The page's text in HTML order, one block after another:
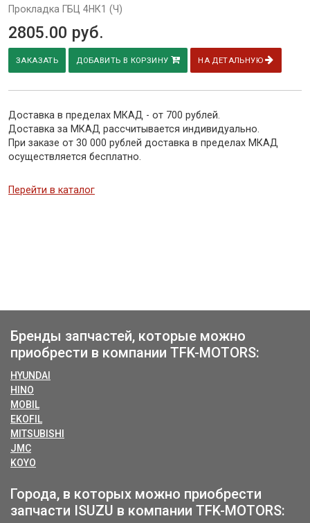
Прокладка ГБЦ 4НК1 (Ч)
2805.00 руб.
ЗАКАЗАТЬ ДОБАВИТЬ В КОРЗИНУ НА ДЕТАЛЬНУЮ
Доставка в пределах МКАД - от 700 рублей.
Доставка за МКАД рассчитывается индивидуально.
При заказе от 30 000 рублей доставка в пределах МКАД
осуществляется бесплатно.
Перейти в каталог
Бренды запчастей, которые можно
приобрести в компании TFK-MOTORS:
HYUNDAI
HINO
MOBIL
EKOFIL
MITSUBISHI
JMC
KOYO
Города, в которых можно приобрести
запчасти ISUZU в компании TFK-MOTORS: